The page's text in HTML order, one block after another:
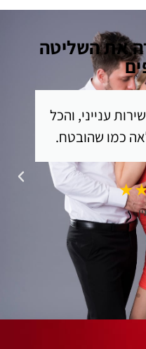
את השליטה
ענייני, והכל
כמו שהובטח.